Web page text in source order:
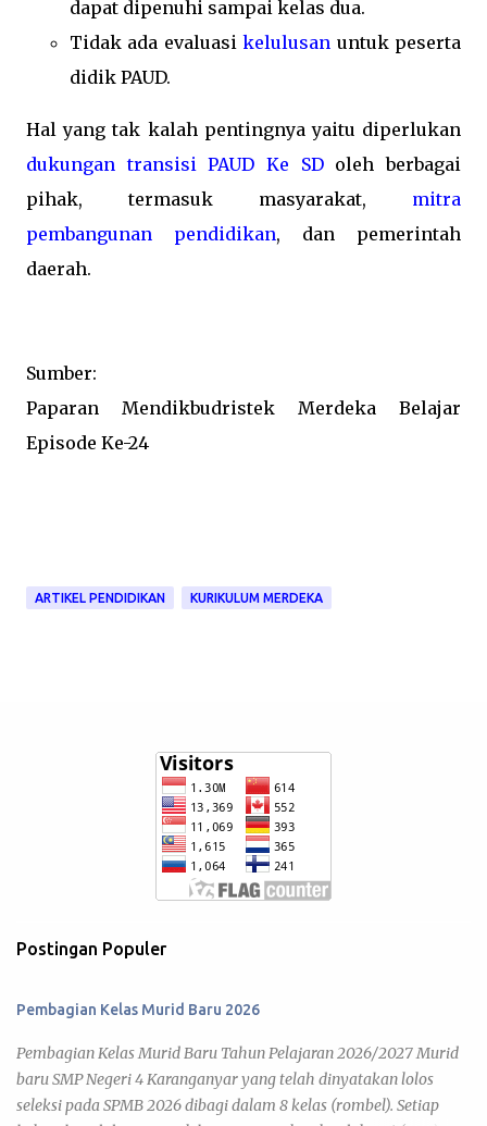
dapat dipenuhi sampai kelas dua.
Tidak ada evaluasikelulusan untuk peserta
didik PAUD.
Hal yang tak kalah pentingnya yaitu diperlukan
dukungan transisi PAUD Ke SDoleh berbagai
pihak, termasuk masyarakat, mitra
pembangunan pendidikan, dan pemerintah
daerah.
Sumber:
Paparan Mendikbudristek Merdeka Belajar
Episode Ke-24
ARTIKEL PENDIDIKAN KURIKULUM MERDEKA
Postingan Populer
Pembagian Kelas Murid Baru 2026
Pembagian Kelas Murid Baru Tahun Pelajaran 2026/2027 Murid
baru SMP Negeri 4 Karanganyar yang telah dinyatakan lolos
seleksi pada SPMB 2026 dibagi dalam 8 kelas (rombel). Setiap